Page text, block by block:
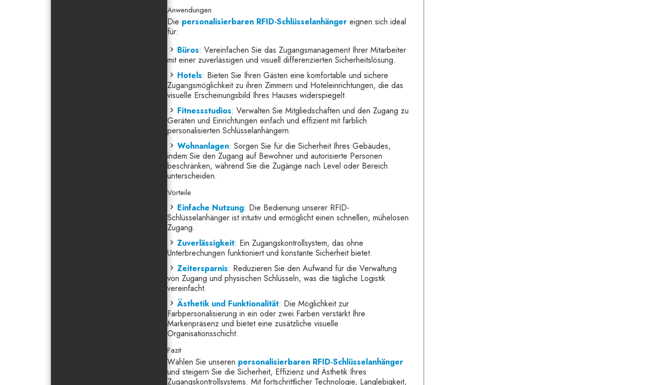
Anwendungen
Die personalisierbaren RFID-Schlüsselanhänger eignen sich ideal
für:
Büros: Vereinfachen Sie das Zugangsmanagement Ihrer Mitarbeiter
mit einer zuverlässigen und visuell differenzierten Sicherheitslösung.
Hotels: Bieten Sie Ihren Gästen eine komfortable und sichere
Zugangsmöglichkeit zu ihren Zimmern und Hoteleinrichtungen, die das
visuelle Erscheinungsbild Ihres Hauses widerspiegelt.
Fitnessstudios: Verwalten Sie Mitgliedschaften und den Zugang zu
Geräten und Einrichtungen einfach und effizient mit farblich
personalisierten Schlüsselanhängern.
Wohnanlagen: Sorgen Sie für die Sicherheit Ihres Gebäudes,
indem Sie den Zugang auf Bewohner und autorisierte Personen
beschränken, während Sie die Zugänge nach Level oder Bereich
unterscheiden.
Vorteile
Einfache Nutzung: Die Bedienung unserer RFID-
Schlüsselanhänger ist intuitiv und ermöglicht einen schnellen, mühelosen
Zugang.
Zuverlässigkeit: Ein Zugangskontrollsystem, das ohne
Unterbrechungen funktioniert und konstante Sicherheit bietet.
Zeitersparnis: Reduzieren Sie den Aufwand für die Verwaltung
von Zugang und physischen Schlüsseln, was die tägliche Logistik
vereinfacht.
Ästhetik und Funktionalität: Die Möglichkeit zur
Farbpersonalisierung in ein oder zwei Farben verstärkt Ihre
Markenpräsenz und bietet eine zusätzliche visuelle
Organisationsschicht.
Fazit
Wählen Sie unseren personalisierbaren RFID-Schlüsselanhänger
und steigern Sie die Sicherheit, Effizienz und Ästhetik Ihres
Zugangskontrollsystems. Mit fortschrittlicher Technologie, Langlebigkeit,